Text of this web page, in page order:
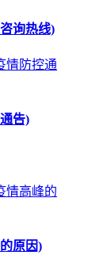
询热线)
告)
原因)